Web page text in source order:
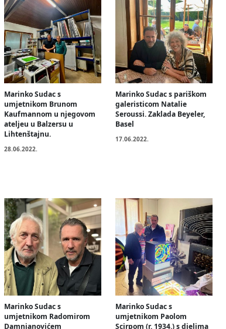
Marinko Sudac s
umjetnikom Brunom
Kaufmannom u njegovom
ateljeu u Balzersu u
Lihtenštajnu.
28.06.2022.
Marinko Sudac s pariškom
galeristicom Natalie
Seroussi. Zaklada Beyeler,
Basel
17.06.2022.
Marinko Sudac s
umjetnikom Radomirom
Damnjanovićem
Marinko Sudac s
umjetnikom Paolom
Scirpom (r. 1934.) s djelima